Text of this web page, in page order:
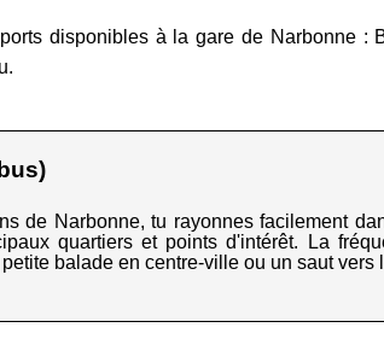
disponibles à la gare de Narbonne :
de Narbonne, tu rayonnes facilement
quartiers et points d'intérêt. La
balade en centre-ville ou un saut